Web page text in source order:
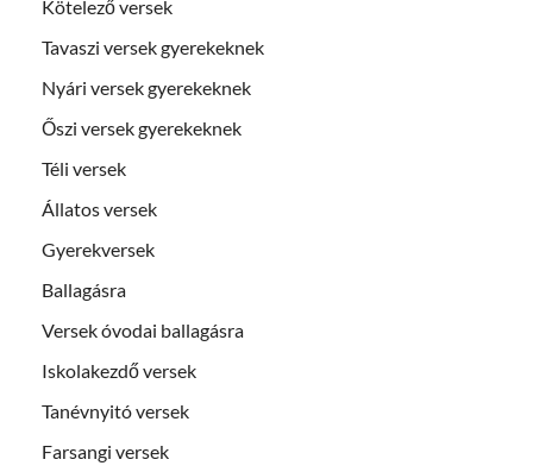
Kötelező versek
Tavaszi versek gyerekeknek
Nyári versek gyerekeknek
Őszi versek gyerekeknek
Téli versek
Állatos versek
Gyerekversek
Ballagásra
Versek óvodai ballagásra
Iskolakezdő versek
Tanévnyitó versek
Farsangi versek